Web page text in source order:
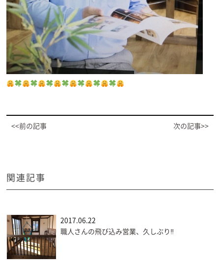
<<前の記事 次の記事>>
関連記事
2017.06.22
職人さんの飛び込み営業、久しぶり‼